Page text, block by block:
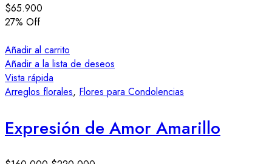
$65.900
27% Off
Añadir al carrito
Añadir a la lista de deseos
Vista rápida
Arreglos florales, Flores para Condolencias
Expresión de Amor Amarillo